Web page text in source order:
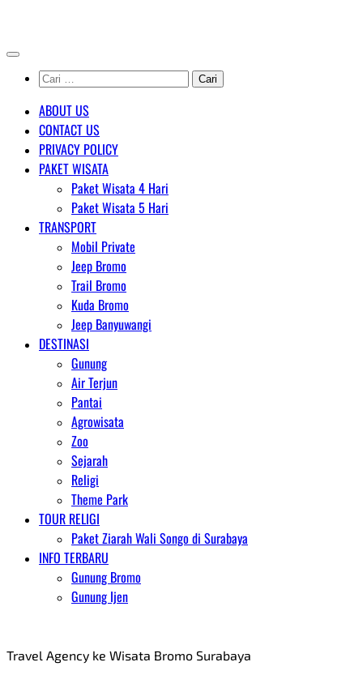
content
Cari
untuk:
ABOUT US
CONTACT US
PRIVACY POLICY
PAKET WISATA
Paket Wisata 4 Hari
Paket Wisata 5 Hari
TRANSPORT
Mobil Private
Jeep Bromo
Trail Bromo
Kuda Bromo
Jeep Banyuwangi
DESTINASI
Gunung
Air Terjun
Pantai
Agrowisata
Zoo
Sejarah
Religi
Theme Park
TOUR RELIGI
Paket Ziarah Wali Songo di Surabaya
INFO TERBARU
Gunung Bromo
Gunung Ijen
Travel Agency ke Wisata Bromo Surabaya